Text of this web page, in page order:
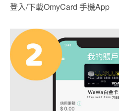
登入/下載OmyCard 手機App